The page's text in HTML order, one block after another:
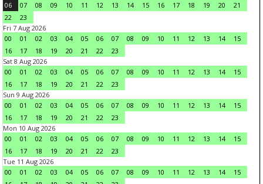
06 07 08 09 10 11 12 13 14 15 16 17 18 19 20
21
22
23
Fri 7 Aug 2026
00
01 02 03 04 05 06 07 08 09 10 11 12 13 14
15
16
17 18 19 20 21 22
23
Sat 8 Aug 2026
00
01 02 03 04 05 06 07 08 09 10 11 12 13 14
15
16
17 18 19 20 21 22
23
Sun 9 Aug 2026
00
01 02 03 04 05 06 07 08 09 10 11 12 13 14
15
16
17 18 19 20 21 22
23
Mon 10 Aug 2026
00
01 02 03 04 05 06 07 08 09 10 11 12 13 14
15
16
17 18 19 20 21 22
23
Tue 11 Aug 2026
00
01 02 03 04 05 06 07 08 09 10 11 12 13 14
15